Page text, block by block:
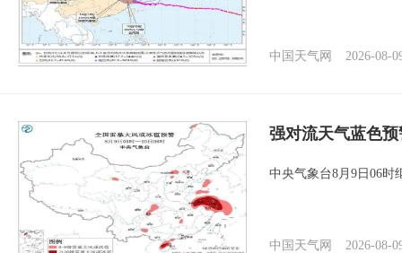
中国天气网 2026-08-
强对流天气蓝色
中央气象台8月9日06时
中国天气网 2026-08-